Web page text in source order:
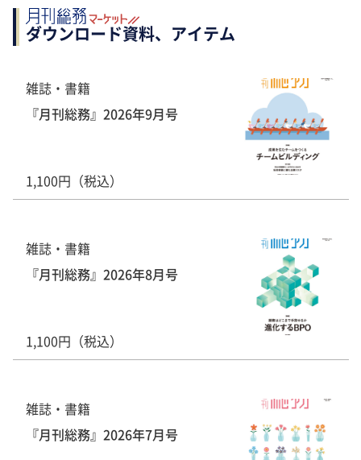
ダウンロード資料、アイテム
雑誌・書籍
『月刊総務』2026年9月号
1,100円（税込）
雑誌・書籍
『月刊総務』2026年8月号
1,100円（税込）
雑誌・書籍
『月刊総務』2026年7月号